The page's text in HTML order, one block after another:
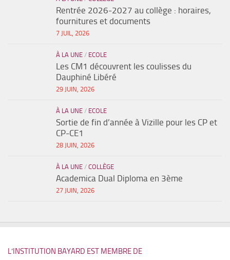
Rentrée 2026-2027 au collège : horaires,
fournitures et documents
7 JUIL, 2026
À LA UNE / ECOLE
Les CM1 découvrent les coulisses du
Dauphiné Libéré
29 JUIN, 2026
À LA UNE / ECOLE
Sortie de fin d’année à Vizille pour les CP et
CP-CE1
28 JUIN, 2026
À LA UNE / COLLÈGE
Academica Dual Diploma en 3ème
27 JUIN, 2026
L’INSTITUTION BAYARD EST MEMBRE DE